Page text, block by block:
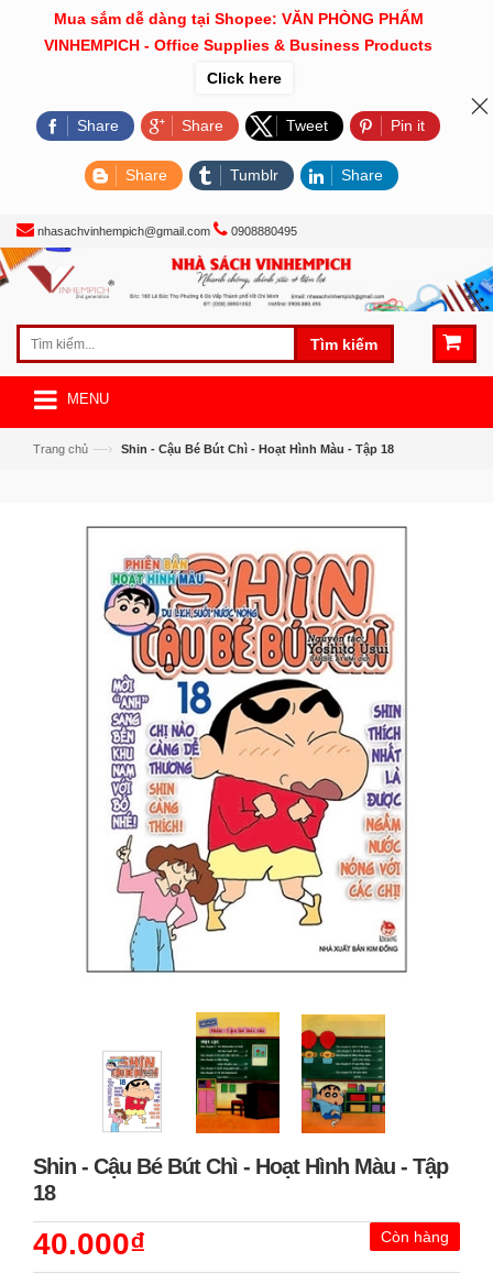
nhasachvinhempich@gmail.com 0908880495
Tìm kiếm
MENU
Trang chủ —› Shin - Cậu Bé Bút Chì - Hoạt Hình Màu - Tập 18
Shin - Cậu Bé Bút Chì - Hoạt Hình Màu - Tập
18
Còn hàng
40.000₫
Mua sắm dễ dàng tại Shopee: VĂN PHÒNG PHẨM
VINHEMPICH - Office Supplies & Business Products
Click here
Share Share Tweet Pin it
Share Tumblr Share